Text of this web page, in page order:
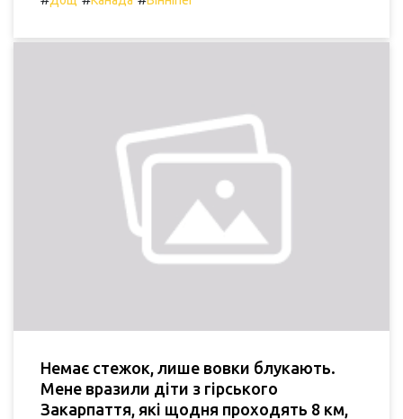
Немає стежок, лише вовки блукають.
Мене вразили діти з гірського
Закарпаття, які щодня проходять 8 км,